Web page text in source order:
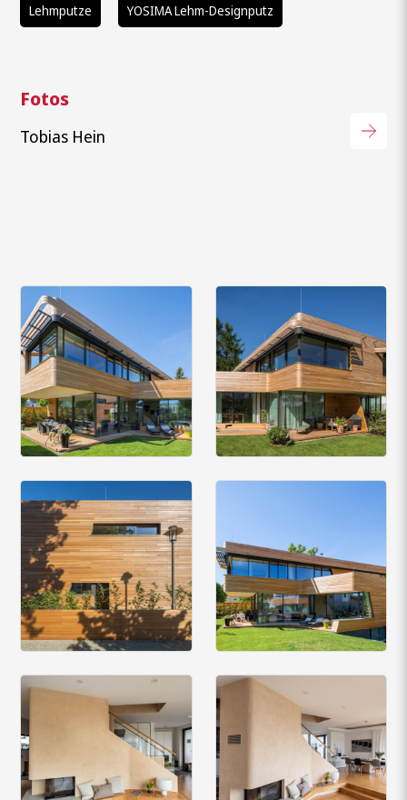
Wonach suchen Sie?
Lehmputze YOSIMA Lehm-Designputz
Fotos
Tobias Hein